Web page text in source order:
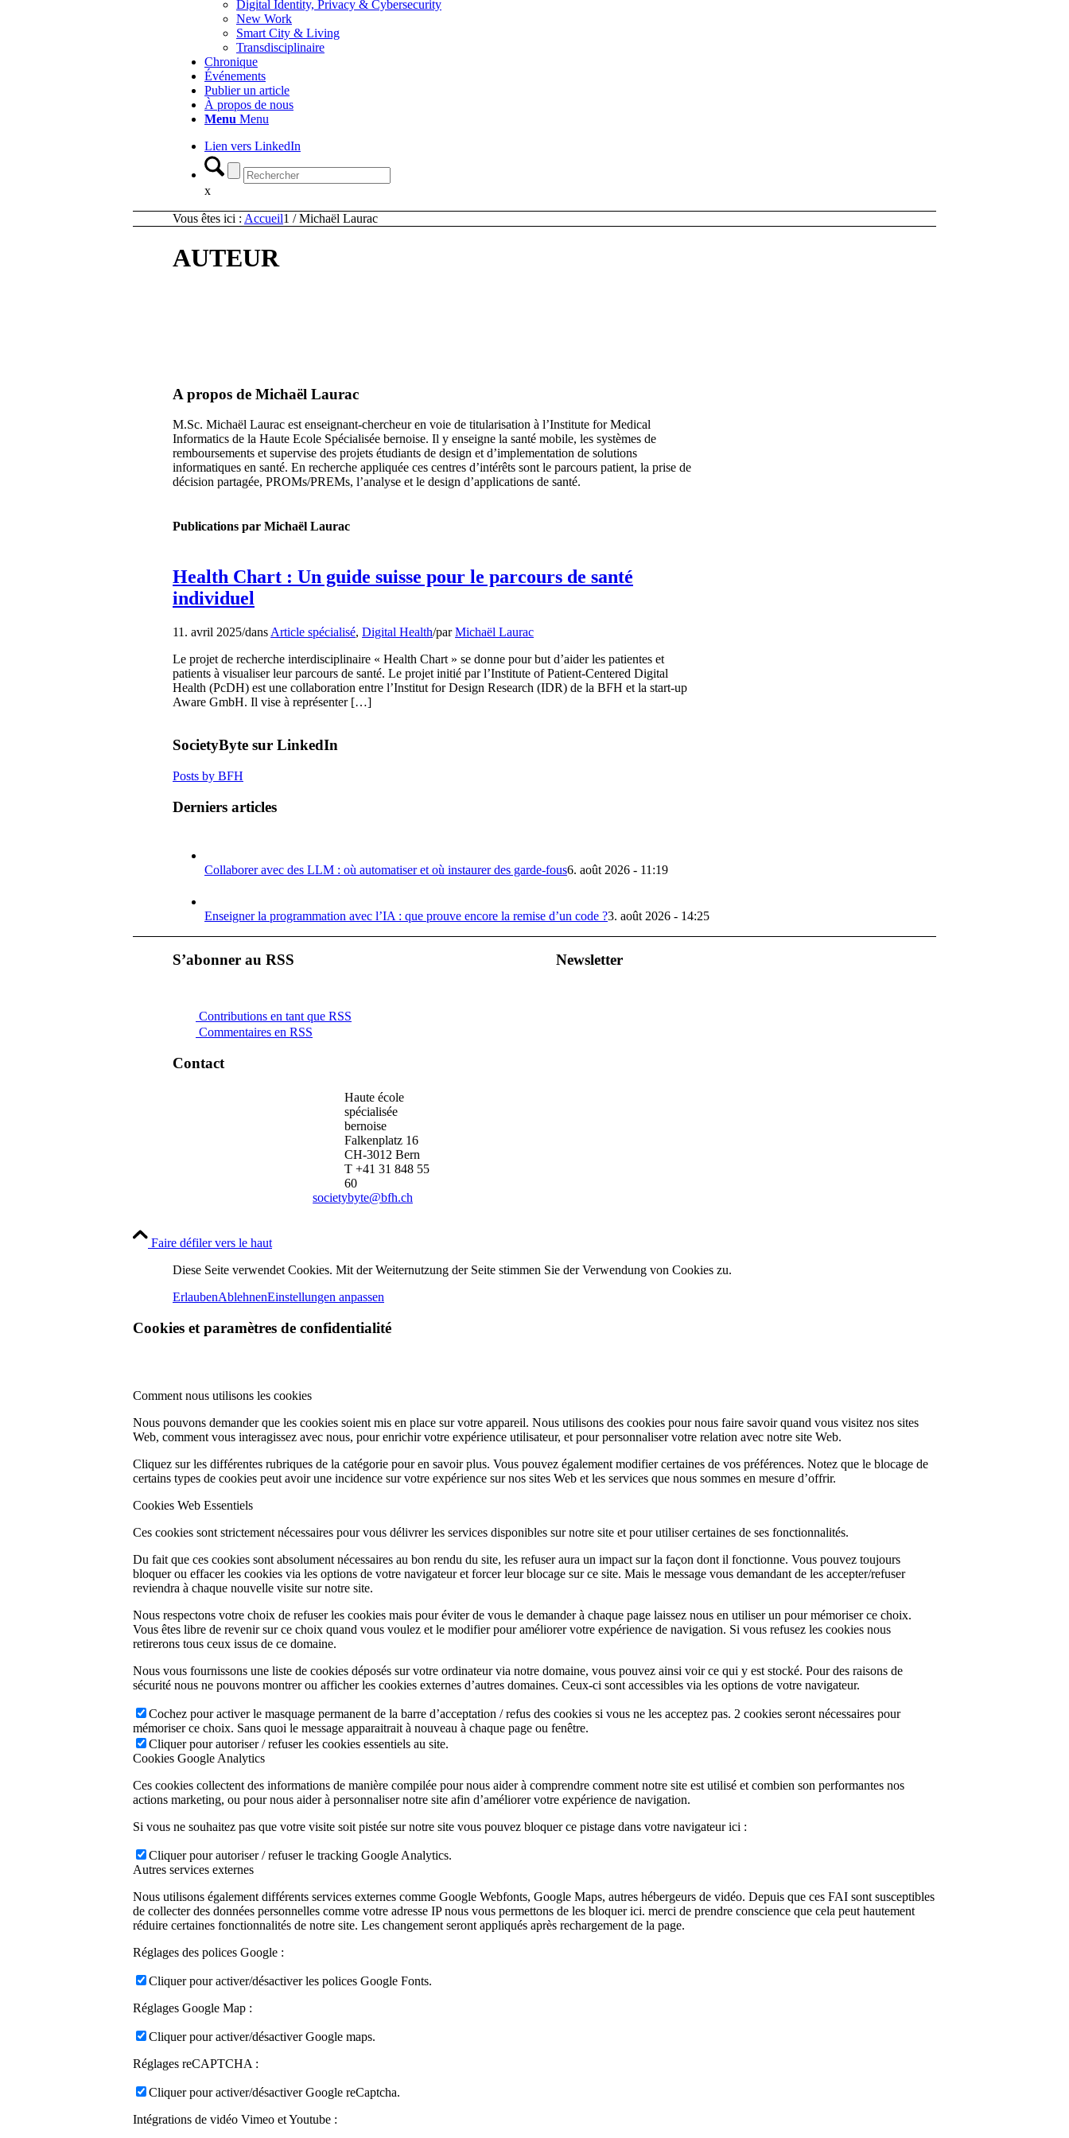
Digital Identity, Privacy & Cybersecurity
New Work
Smart City & Living
Transdisciplinaire
Chronique
Événements
Publier un article
À propos de nous
Menu Menu
Lien vers LinkedIn
x
Vous êtes ici : Accueil1 / Michaël Laurac
AUTEUR
A propos de Michaël Laurac
M.Sc. Michaël Laurac est enseignant-chercheur en voie de titularisation à l’Institute for Medical
Informatics de la Haute Ecole Spécialisée bernoise. Il y enseigne la santé mobile, les systèmes de
remboursements et supervise des projets étudiants de design et d’implementation de solutions
informatiques en santé. En recherche appliquée ces centres d’intérêts sont le parcours patient, la prise de
décision partagée, PROMs/PREMs, l’analyse et le design d’applications de santé.
Publications par Michaël Laurac
Health Chart : Un guide suisse pour le parcours de santé
individuel
11. avril 2025/dans Article spécialisé, Digital Health/parMichaël Laurac
Le projet de recherche interdisciplinaire « Health Chart » se donne pour but d’aider les patientes et
patients à visualiser leur parcours de santé. Le projet initié par l’Institute of Patient-Centered Digital
Health (PcDH) est une collaboration entre l’Institut for Design Research (IDR) de la BFH et la start-up
Aware GmbH. Il vise à représenter […]
SocietyByte sur LinkedIn
Posts by BFH
Derniers articles
Collaborer avec des LLM : où automatiser et où instaurer des garde-fous6. août 2026 - 11:19
Enseigner la programmation avec l’IA : que prouve encore la remise d’un code ?3. août 2026 - 14:25
S’abonner au RSS
Contributions en tant que RSS
Commentaires en RSS
Contact
Haute école
spécialisée
bernoise
Falkenplatz 16
CH-3012 Bern
T +41 31 848 55
60
societybyte@bfh.ch
Newsletter
Faire défiler vers le haut
Diese Seite verwendet Cookies. Mit der Weiternutzung der Seite stimmen Sie der Verwendung von Cookies zu.
ErlaubenAblehnenEinstellungen anpassen
Cookies et paramètres de confidentialité
Comment nous utilisons les cookies
Nous pouvons demander que les cookies soient mis en place sur votre appareil. Nous utilisons des cookies pour nous faire savoir quand vous visitez nos sites
Web, comment vous interagissez avec nous, pour enrichir votre expérience utilisateur, et pour personnaliser votre relation avec notre site Web.
Cliquez sur les différentes rubriques de la catégorie pour en savoir plus. Vous pouvez également modifier certaines de vos préférences. Notez que le blocage de
certains types de cookies peut avoir une incidence sur votre expérience sur nos sites Web et les services que nous sommes en mesure d’offrir.
Cookies Web Essentiels
Ces cookies sont strictement nécessaires pour vous délivrer les services disponibles sur notre site et pour utiliser certaines de ses fonctionnalités.
Du fait que ces cookies sont absolument nécessaires au bon rendu du site, les refuser aura un impact sur la façon dont il fonctionne. Vous pouvez toujours
bloquer ou effacer les cookies via les options de votre navigateur et forcer leur blocage sur ce site. Mais le message vous demandant de les accepter/refuser
reviendra à chaque nouvelle visite sur notre site.
Nous respectons votre choix de refuser les cookies mais pour éviter de vous le demander à chaque page laissez nous en utiliser un pour mémoriser ce choix.
Vous êtes libre de revenir sur ce choix quand vous voulez et le modifier pour améliorer votre expérience de navigation. Si vous refusez les cookies nous
retirerons tous ceux issus de ce domaine.
Nous vous fournissons une liste de cookies déposés sur votre ordinateur via notre domaine, vous pouvez ainsi voir ce qui y est stocké. Pour des raisons de
sécurité nous ne pouvons montrer ou afficher les cookies externes d’autres domaines. Ceux-ci sont accessibles via les options de votre navigateur.
Cochez pour activer le masquage permanent de la barre d’acceptation / refus des cookies si vous ne les acceptez pas. 2 cookies seront nécessaires pour
mémoriser ce choix. Sans quoi le message apparaitrait à nouveau à chaque page ou fenêtre.
Cliquer pour autoriser / refuser les cookies essentiels au site.
Cookies Google Analytics
Ces cookies collectent des informations de manière compilée pour nous aider à comprendre comment notre site est utilisé et combien son performantes nos
actions marketing, ou pour nous aider à personnaliser notre site afin d’améliorer votre expérience de navigation.
Si vous ne souhaitez pas que votre visite soit pistée sur notre site vous pouvez bloquer ce pistage dans votre navigateur ici :
Cliquer pour autoriser / refuser le tracking Google Analytics.
Autres services externes
Nous utilisons également différents services externes comme Google Webfonts, Google Maps, autres hébergeurs de vidéo. Depuis que ces FAI sont susceptibles
de collecter des données personnelles comme votre adresse IP nous vous permettons de les bloquer ici. merci de prendre conscience que cela peut hautement
réduire certaines fonctionnalités de notre site. Les changement seront appliqués après rechargement de la page.
Réglages des polices Google :
Cliquer pour activer/désactiver les polices Google Fonts.
Réglages Google Map :
Cliquer pour activer/désactiver Google maps.
Réglages reCAPTCHA :
Cliquer pour activer/désactiver Google reCaptcha.
Intégrations de vidéo Vimeo et Youtube :